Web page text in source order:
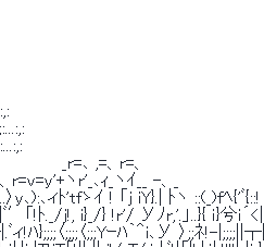
　 　 　 _r=､ ,=、r=、
r=v=y'+ヽr'_､ｨ_ヽｲ__ -、_
y､):､ィﾄ'tfゝｲ ! 「j iY}.| ﾄヽ ::(_)fﾍ{'ﾞ{::!
ﾞ′「!ﾄ._/j!, i}_/} !r'/ Уﾉr,'.」..}{ ｉ}兮ｉ´<|
!ﾊ};;;;〈;;;;〈;;;Yｰﾊ｀＾i､У 〉;;ﾈ!-|;;;;||┬|